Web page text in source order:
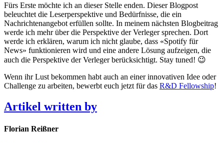
Fürs Erste möchte ich an dieser Stelle enden. Dieser Blogpost
beleuchtet die Leserperspektive und Bedürfnisse, die ein
Nachrichtenangebot erfüllen sollte. In meinem nächsten Blogbeitrag
werde ich mehr über die Perspektive der Verleger sprechen. Dort
werde ich erklären, warum ich nicht glaube, dass «Spotify für
News» funktionieren wird und eine andere Lösung aufzeigen, die
auch die Perspektive der Verleger berücksichtigt. Stay tuned! 😉
Wenn ihr Lust bekommen habt auch an einer innovativen Idee oder
Challenge zu arbeiten, bewerbt euch jetzt für das R&D Fellowship!
Artikel written by
Florian Reißner